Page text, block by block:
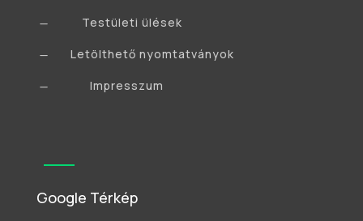
K Testületi ülések
K Letölthető nyomtatványok
K Impresszum
Google Térkép